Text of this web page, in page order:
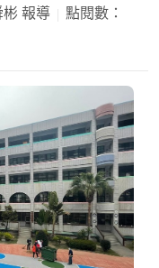
彬 報導
點閱數：